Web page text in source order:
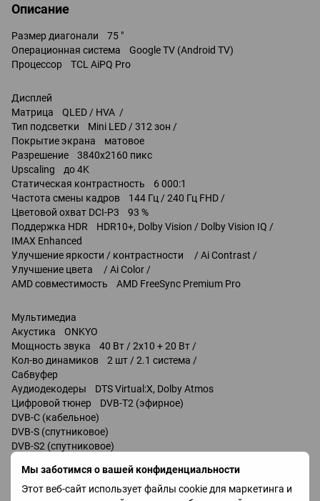
Мы заботимся о вашей конфиденциальности
Этот веб-сайт использует файлы cookie для маркетинга и
Описание
Размер диагонали 75 "
Операционная система Google TV (Android TV)
Процессор TCL AiPQ Pro
Дисплей
Матрица QLED / HVA /
Тип подсветки Mini LED / 312 зон /
Покрытие экрана матовое
Разрешение 3840x2160 пикс
Upscaling до 4K
Статическая контрастность 6 000:1
Частота смены кадров 144 Гц / 240 Гц FHD /
Цветовой охват DCI-P3 93 %
Поддержка HDR HDR10+, Dolby Vision / Dolby Vision IQ /
IMAX Enhanced
Улучшение яркости / контрастности / Ai Contrast /
Улучшение цвета / Ai Color /
AMD совместимость AMD FreeSync Premium Pro
Мультимедиа
Акустика ONKYO
Мощность звука 40 Вт / 2x10 + 20 Вт /
Кол-во динамиков 2 шт / 2.1 система /
Сабвуфер
Аудиодекодеры DTS Virtual:X, Dolby Atmos
Цифровой тюнер DVB-T2 (эфирное)
DVB-C (кабельное)
DVB-S (спутниковое)
DVB-S2 (спутниковое)
Функции и возможности Wi-Fi 5 (802.11ac)
Miracast